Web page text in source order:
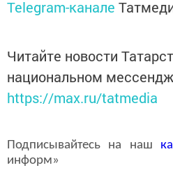
Telegram-канале
Читайте новости
национальном
https://max.ru/tatmedia
Подписывайтесь на наш
информ»